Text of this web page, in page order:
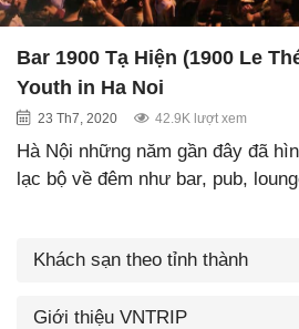
Bar 1900 Tạ Hiện (1900 Le
Youth in Ha Noi
23 Th7, 2020 42.9K lượt xem
Hà Nội những năm gần đây đã
lạc bộ về đêm như bar, pub,
Khách sạn theo tỉnh thành
Giới thiệu VNTRIP